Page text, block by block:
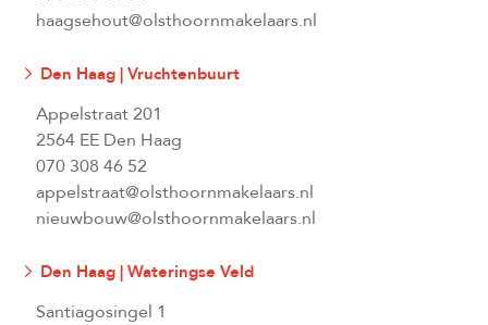
haagsehout@olsthoornmakelaars.nl
Den Haag | Vruchtenbuurt
Appelstraat 201
2564 EE Den Haag
070 308 46 52
appelstraat@olsthoornmakelaars.nl
nieuwbouw@olsthoornmakelaars.nl
Den Haag | Wateringse Veld
Santiagosingel 1